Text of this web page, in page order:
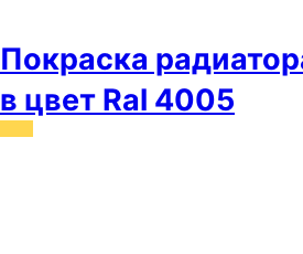
Покраска
в цвет Ral 4005